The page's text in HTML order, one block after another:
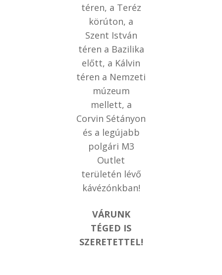
téren, a Teréz
körúton, a
Szent István
téren a Bazilika
előtt, a Kálvin
téren a Nemzeti
múzeum
mellett, a
Corvin Sétányon
és a legújabb
polgári M3
Outlet
területén lévő
kávézónkban!
VÁRUNK
TÉGED IS
SZERETETTEL!